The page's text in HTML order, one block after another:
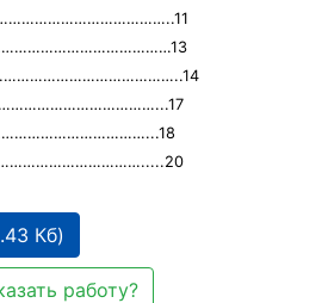
Кб)
работу?